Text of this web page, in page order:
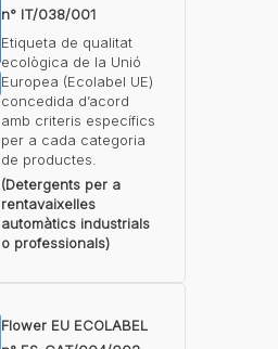
n° IT/038/001
Etiqueta de qualitat
ecològica de la Unió
Europea (Ecolabel UE)
concedida d’acord
amb criteris específics
per a cada categoria
de productes.
(Detergents per a
rentavaixelles
automàtics industrials
o professionals)
Flower EU ECOLABEL